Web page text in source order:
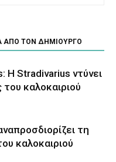
ΑΠΟ ΤΟΝ ΔΗΜΙΟΥΡΓΟ
Η Stradivarius ντύνει
του καλοκαιριού
τη
καλοκαιριού